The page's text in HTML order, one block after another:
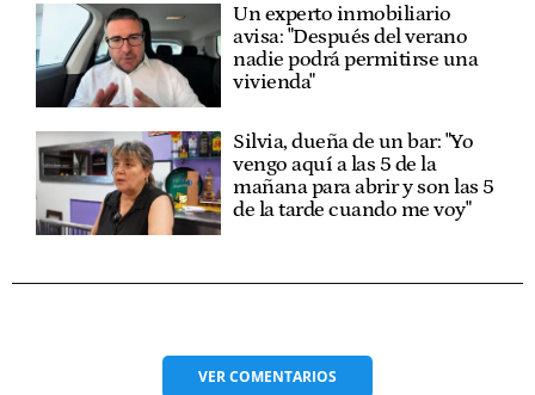
Un experto inmobiliario
avisa: "Después del verano
nadie podrá permitirse una
vivienda"
Silvia, dueña de un bar: "Yo
vengo aquí a las 5 de la
mañana para abrir y son las 5
de la tarde cuando me voy"
VERCOMENTARIOS